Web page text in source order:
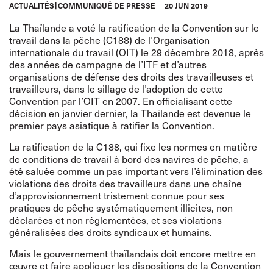
ACTUALITÉS COMMUNIQUÉ DE PRESSE 20 JUN 2019
La Thaïlande a voté la ratification de la Convention sur le
travail dans la pêche (C188) de l’Organisation
internationale du travail (OIT) le 29 décembre 2018, après
des années de campagne de l’ITF et d’autres
organisations de défense des droits des travailleuses et
travailleurs, dans le sillage de l’adoption de cette
Convention par l’OIT en 2007. En officialisant cette
décision en janvier dernier, la Thaïlande est devenue le
premier pays asiatique à ratifier la Convention.
La ratification de la C188, qui fixe les normes en matière
de conditions de travail à bord des navires de pêche, a
été saluée comme un pas important vers l’élimination des
violations des droits des travailleurs dans une chaîne
d’approvisionnement tristement connue pour ses
pratiques de pêche systématiquement illicites, non
déclarées et non réglementées, et ses violations
généralisées des droits syndicaux et humains.
Mais le gouvernement thaïlandais doit encore mettre en
œuvre et faire appliquer les dispositions de la Convention